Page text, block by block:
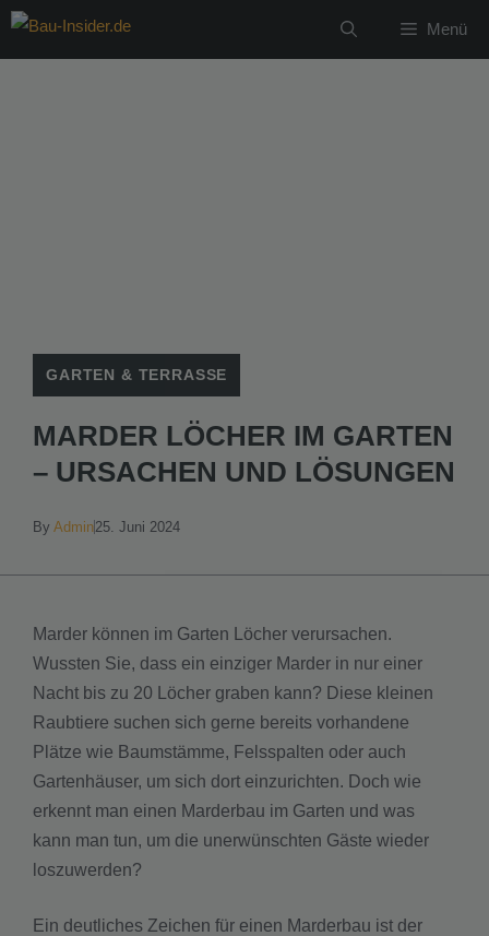
Zum
Menü
GARTEN & TERRASSE
MARDER LÖCHER IM GARTEN
– URSACHEN UND LÖSUNGEN
By Admin25. Juni 2024
Marder können im Garten Löcher verursachen.
Wussten Sie, dass ein einziger Marder in nur einer
Nacht bis zu 20 Löcher graben kann? Diese kleinen
Raubtiere suchen sich gerne bereits vorhandene
Plätze wie Baumstämme, Felsspalten oder auch
Gartenhäuser, um sich dort einzurichten. Doch wie
erkennt man einen Marderbau im Garten und was
kann man tun, um die unerwünschten Gäste wieder
loszuwerden?
Ein deutliches Zeichen für einen Marderbau ist der